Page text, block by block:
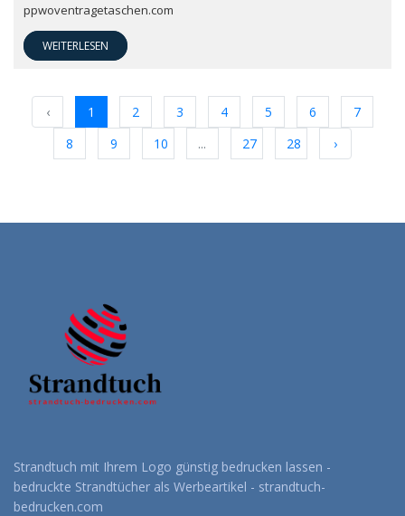
ppwoventragetaschen.com
WEITERLESEN
‹ 1 2 3 4 5 6
7
8
9 10 ... 27 28 ›
Strandtuch mit Ihrem Logo günstig bedrucken lassen -
bedruckte Strandtücher als Werbeartikel - strandtuch-
bedrucken.com